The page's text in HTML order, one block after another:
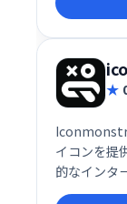
Iconmonstr
イコンを提
的なインタ
テイメン